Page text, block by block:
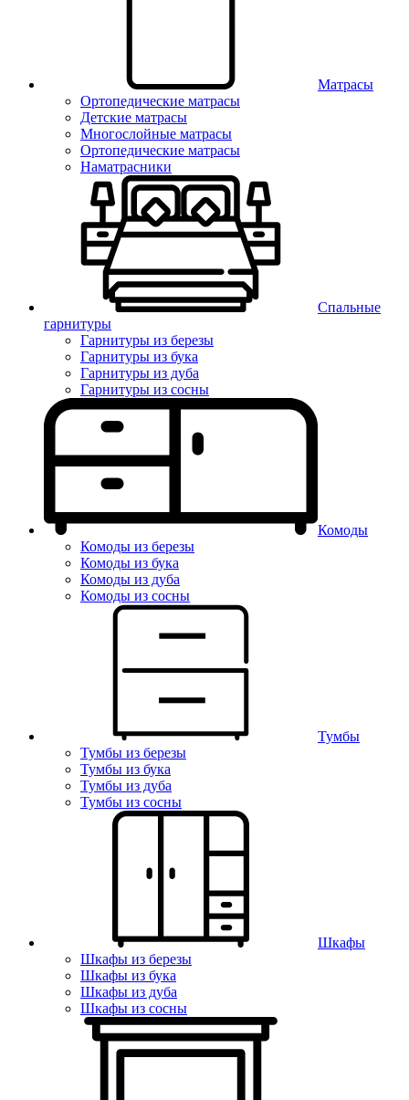
Матрасы
Ортопедические матрасы
Детские матрасы
Многослойные матрасы
Ортопедические матрасы
Наматрасники
Спальные
гарнитуры
Гарнитуры из березы
Гарнитуры из бука
Гарнитуры из дуба
Гарнитуры из сосны
Комоды
Комоды из березы
Комоды из бука
Комоды из дуба
Комоды из сосны
Тумбы
Тумбы из березы
Тумбы из бука
Тумбы из дуба
Тумбы из сосны
Шкафы
Шкафы из березы
Шкафы из бука
Шкафы из дуба
Шкафы из сосны